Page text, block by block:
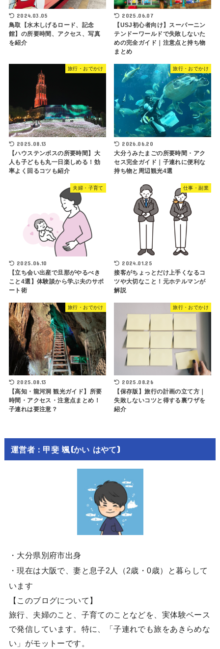
2024.03.05
鳥取【水木しげるロード、記念
館】の所要時間、アクセス、写真
を紹介
2025.06.07
【USJ初心者向け】スーパーニン
テンドーワールドで失敗しないた
めの完全ガイド｜注意点と持ち物
まとめ
旅行・おでかけ
2025.08.13
【ハウステンボスの所要時間】大
人も子どもも丸一日楽しめる！効
率よく回るコツも紹介
旅行・おでかけ
2026.06.20
大分うみたまごの所要時間・アク
セス完全ガイド｜子連れに便利な
持ち物と周辺観光4選
夫婦・子育て
2025.06.10
【立ち会い出産で旦那がやるべき
こと4選】体験談から学ぶ夫のサポ
ート術
仕事・副業
2024.01.25
接客がちょっとだけ上手くなるコ
ツや大切なこと！元ホテルマンが
解説
旅行・おでかけ
2025.08.13
【高知・龍河洞 観光ガイド】所要
時間・アクセス・注意点まとめ！
子連れは要注意？
旅行・おでかけ
2025.08.26
【保存版】旅行の計画の立て方｜
失敗しないコツと得する裏ワザを
紹介
運営者：甲斐 颯(かい はやて)
・大分県別府市出身
・現在は大阪で、妻と息子2人（2歳・0歳）と暮らして
います
【このブログについて】
旅行、夫婦のこと、子育てのことなどを、実体験ベース
で発信しています。特に、「子連れでも旅をあきらめな
い」がモットーです。